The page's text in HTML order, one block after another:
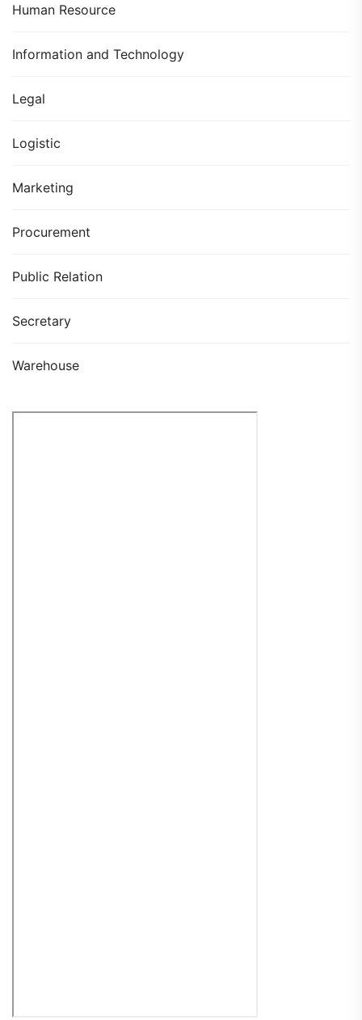
Human Resource
Information and Technology
Legal
Logistic
Marketing
Procurement
Public Relation
Secretary
Warehouse